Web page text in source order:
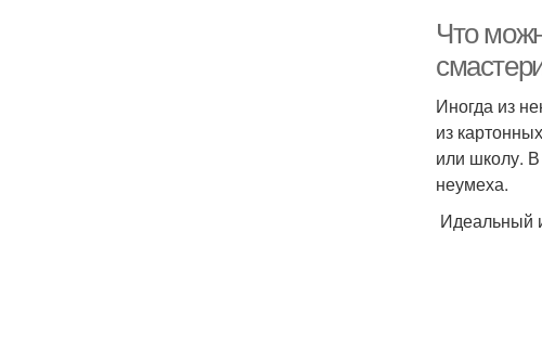
Что
Иногда из
из
или школу.
неумеха.
Идеальный